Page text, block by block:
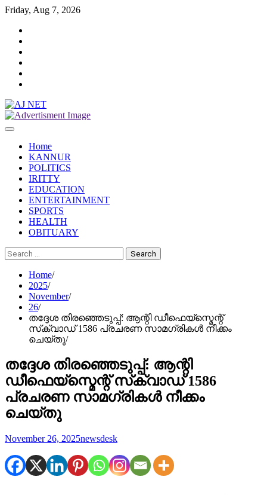
Skip
content
Friday, Aug 7, 2026
Home
KANNUR
POLITICS
IRITTY
EDUCATION
ENTERTAINMENT
SPORTS
HEALTH
OBITUARY
Search
for:
Home
2025
November
26
തദ്ദേശ തിരഞ്ഞെടുപ്പ്: ആന്റി ഡീഫെയ്സ്മെന്റ്
സ്‌ക്വാഡ് 1586 പ്രചരണ സാമഗ്രികള്‍ നീക്കം
ചെയ്തു
തദ്ദേശ തിരഞ്ഞെടുപ്പ്: ആന്റി
ഡീഫെയ്സ്മെന്റ് സ്‌ക്വാഡ് 1586
പ്രചരണ സാമഗ്രികള്‍ നീക്കം
ചെയ്തു
November 26, 2025newsdesk